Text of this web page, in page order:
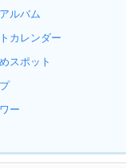
ルバム
カレンダー
スポット
ー